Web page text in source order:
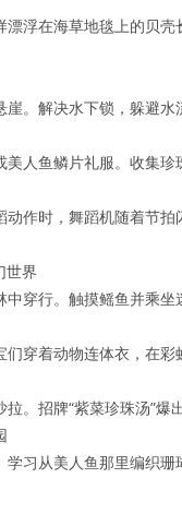
浮在海草地毯上的贝壳
。解决水下锁，躲避水
人鱼鳞片礼服。收集珍
作时，舞蹈机随着节
世界
穿行。触摸鳐鱼并乘坐
穿着动物连体衣，在彩
。招牌“紫菜珍珠汤”爆
习从美人鱼那里编织